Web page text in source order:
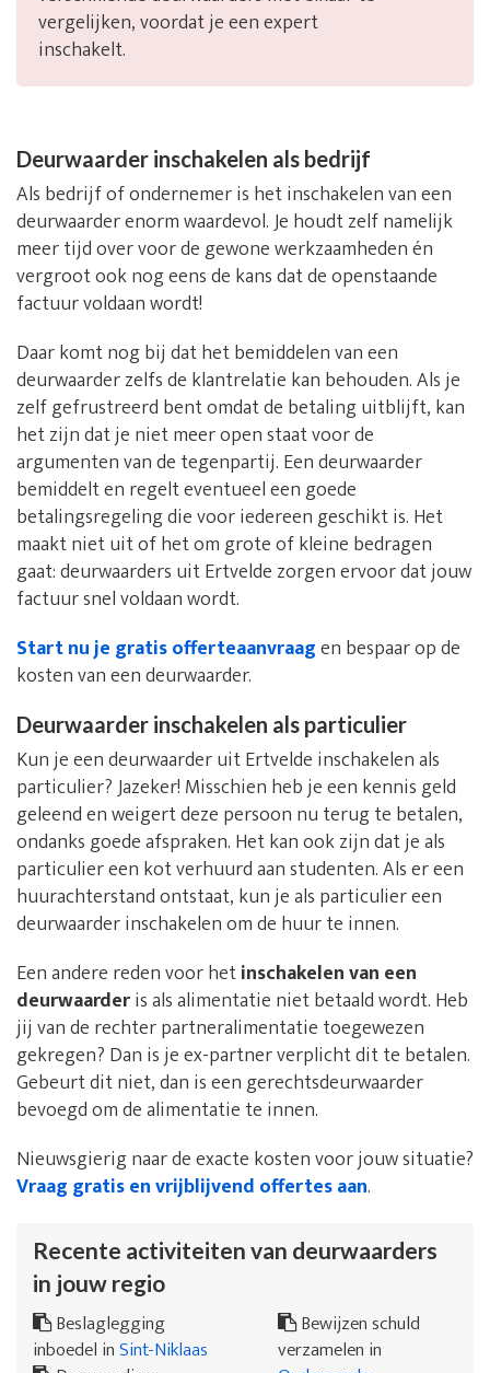
vergelijken, voordat je een expert
inschakelt.
Deurwaarder inschakelen als bedrijf
Als bedrijf of ondernemer is het inschakelen van een
deurwaarder enorm waardevol. Je houdt zelf namelijk
meer tijd over voor de gewone werkzaamheden én
vergroot ook nog eens de kans dat de openstaande
factuur voldaan wordt!
Daar komt nog bij dat het bemiddelen van een
deurwaarder zelfs de klantrelatie kan behouden. Als je
zelf gefrustreerd bent omdat de betaling uitblijft, kan
het zijn dat je niet meer open staat voor de
argumenten van de tegenpartij. Een deurwaarder
bemiddelt en regelt eventueel een goede
betalingsregeling die voor iedereen geschikt is. Het
maakt niet uit of het om grote of kleine bedragen
gaat: deurwaarders uit Ertvelde zorgen ervoor dat jouw
factuur snel voldaan wordt.
Start nu je gratis offerteaanvraagen bespaar op de
kosten van een deurwaarder.
Deurwaarder inschakelen als particulier
Kun je een deurwaarder uit Ertvelde inschakelen als
particulier? Jazeker! Misschien heb je een kennis geld
geleend en weigert deze persoon nu terug te betalen,
ondanks goede afspraken. Het kan ook zijn dat je als
particulier een kot verhuurd aan studenten. Als er een
huurachterstand ontstaat, kun je als particulier een
deurwaarder inschakelen om de huur te innen.
Een andere reden voor hetinschakelen van een
deurwaarderis als alimentatie niet betaald wordt. Heb
jij van de rechter partneralimentatie toegewezen
gekregen? Dan is je ex-partner verplicht dit te betalen.
Gebeurt dit niet, dan is een gerechtsdeurwaarder
bevoegd om de alimentatie te innen.
Nieuwsgierig naar de exacte kosten voor jouw situatie?
Vraag gratis en vrijblijvend offertes aan.
Recente activiteiten van deurwaarders
in jouw regio
Beslaglegging
inboedel inSint-Niklaas
Bewijzen schuld
verzamelen in